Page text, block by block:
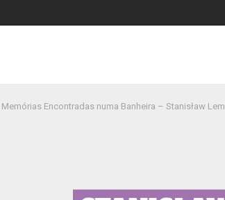
Memórias Encontradas numa Banheira – Stanisław Lem